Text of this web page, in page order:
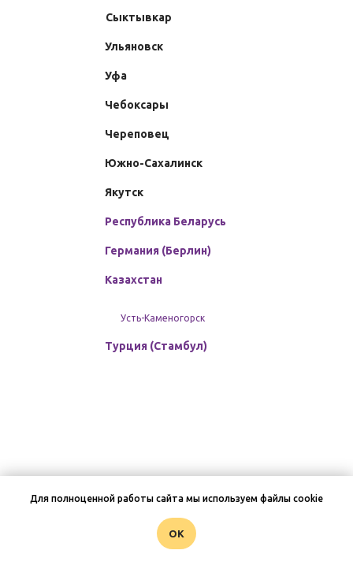
Южно-Сахалинск
Ульяновск
Уфа
Чебоксары
Республика Беларусь
Казахстан
Германия (Берлин)
Череповец
Турция (Стамбул)
Сыктывкар
Усть-Каменогорск
Якутск
Для полноценной работы сайта мы используем файлы cookie
OK